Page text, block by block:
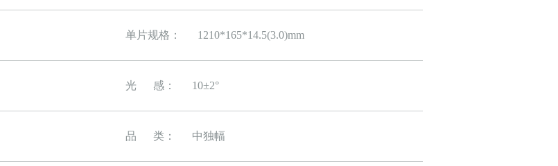
单片规格： 1210*165*14.5(3.0)mm
光 感： 10±2°
品 类： 中独幅